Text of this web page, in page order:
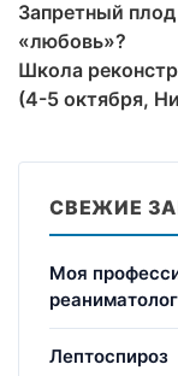
Запретный
«любовь»?
Школа
(4-5 октября,
СВЕЖИЕ
Моя
Лептоспироз